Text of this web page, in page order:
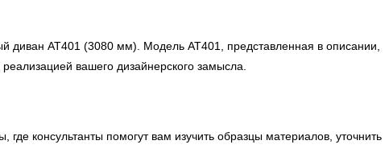
диван AT401 (3080 мм). Модель AT401, представленная в описании,
вашего дизайнерского замысла.
консультанты помогут вам изучить образцы материалов, уточнить